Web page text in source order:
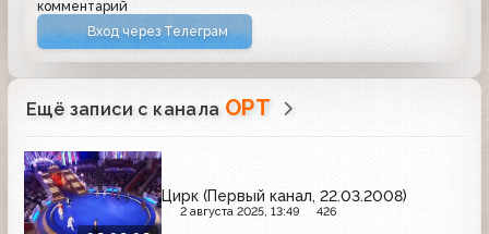
комментарий
Вход через Телеграм
Ещё записи с канала ОРТ
Цирк (Первый канал, 22.03.2008)
2 августа 2025, 13:49 426